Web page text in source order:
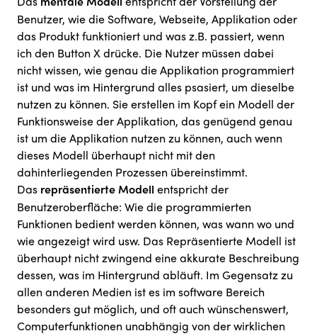
Das mentale Modell
entspricht der Vorstellung der
Benutzer, wie die Software, Webseite, Applikation oder
das Produkt funktioniert und was z.B. passiert, wenn
ich den Button X drücke. Die Nutzer müssen dabei
nicht wissen, wie genau die Applikation programmiert
ist und was im Hintergrund alles psasiert, um dieselbe
nutzen zu können. Sie erstellen im Kopf ein Modell der
Funktionsweise der Applikation, das genügend genau
ist um die Applikation nutzen zu können, auch wenn
dieses Modell überhaupt nicht mit den
dahinterliegenden Prozessen übereinstimmt.
Das repräsentierte Modell
entspricht der
Benutzeroberfläche: Wie die programmierten
Funktionen bedient werden können, was wann wo und
wie angezeigt wird usw. Das Repräsentierte Modell ist
überhaupt nicht zwingend eine akkurate Beschreibung
dessen, was im Hintergrund abläuft. Im Gegensatz zu
allen anderen Medien ist es im software Bereich
besonders gut möglich, und oft auch wünschenswert,
Computerfunktionen unabhängig von der wirklichen